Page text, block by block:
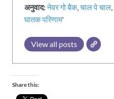
अनुवाद:नेवर गो बैक ,चाल पे चाल
घातक परिणाम'
View all posts
Share this: